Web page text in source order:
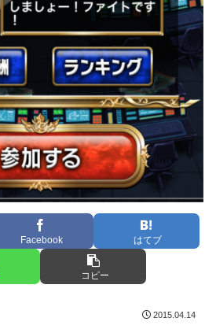
Facebook はてブ
コピー
2015.04.14